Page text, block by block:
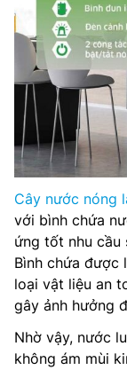
Cây nước nóng
với bình chứa
ứng tốt nhu cầu
Bình chứa được
loại vật liệu an
gây ảnh hưởng
Nhờ vậy, nước
không ám mùi